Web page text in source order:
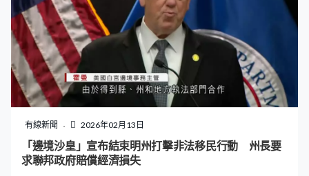
及伊斯法罕核設施亦發現正進行維修和加固工作。
有線新聞 2026年02月13日
「邊境沙皇」宣布結束明州打擊非法移民行動 州長要
求聯邦政府賠償經濟損失